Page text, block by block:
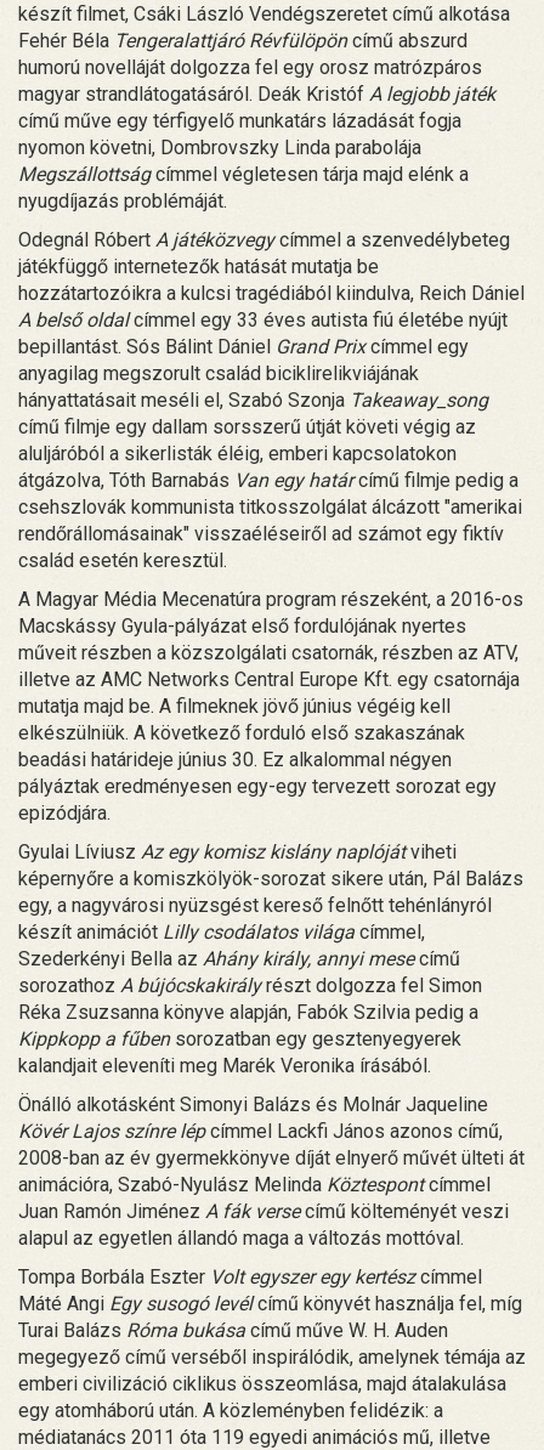
készít filmet, Csáki László Vendégszeretet című alkotása
Fehér Béla Tengeralattjáró Révfülöpöncímű abszurd
humorú novelláját dolgozza fel egy orosz matrózpáros
magyar strandlátogatásáról. Deák Kristóf A legjobb játék
című műve egy térfigyelő munkatárs lázadását fogja
nyomon követni, Dombrovszky Linda parabolája
Megszállottságcímmel végletesen tárja majd elénk a
nyugdíjazás problémáját.
Odegnál Róbert A játéközvegycímmel a szenvedélybeteg
játékfüggő internetezők hatását mutatja be
hozzátartozóikra a kulcsi tragédiából kiindulva, Reich Dániel
A belső oldalcímmel egy 33 éves autista fiú életébe nyújt
bepillantást. Sós Bálint Dániel Grand Prixcímmel egy
anyagilag megszorult család biciklirelikviájának
hányattatásait meséli el, Szabó Szonja Takeaway_song
című filmje egy dallam sorsszerű útját követi végig az
aluljáróból a sikerlisták éléig, emberi kapcsolatokon
átgázolva, Tóth Barnabás Van egy határcímű filmje pedig a
csehszlovák kommunista titkosszolgálat álcázott "amerikai
rendőrállomásainak" visszaéléseiről ad számot egy fiktív
család esetén keresztül.
A Magyar Média Mecenatúra program részeként, a 2016-os
Macskássy Gyula-pályázat első fordulójának nyertes
műveit részben a közszolgálati csatornák, részben az ATV,
illetve az AMC Networks Central Europe Kft. egy csatornája
mutatja majd be. A filmeknek jövő június végéig kell
elkészülniük. A következő forduló első szakaszának
beadási határideje június 30. Ez alkalommal négyen
pályáztak eredményesen egy-egy tervezett sorozat egy
epizódjára.
Gyulai Líviusz Az egy komisz kislány naplójátviheti
képernyőre a komiszkölyök-sorozat sikere után, Pál Balázs
egy, a nagyvárosi nyüzsgést kereső felnőtt tehénlányról
készít animációt Lilly csodálatos világa címmel,
Szederkényi Bella az Ahány király, annyi mesecímű
sorozathoz A bújócskakirályrészt dolgozza fel Simon
Réka Zsuzsanna könyve alapján, Fabók Szilvia pedig a
Kippkopp a fűbensorozatban egy gesztenyegyerek
kalandjait eleveníti meg Marék Veronika írásából.
Önálló alkotásként Simonyi Balázs és Molnár Jaqueline
Kövér Lajos színre lépcímmel Lackfi János azonos című,
2008-ban az év gyermekkönyve díját elnyerő művét ülteti át
animációra, Szabó-Nyulász Melinda Köztespontcímmel
Juan Ramón Jiménez A fák versecímű költeményét veszi
alapul az egyetlen állandó maga a változás mottóval.
Tompa Borbála Eszter Volt egyszer egy kertészcímmel
Máté Angi Egy susogó levélcímű könyvét használja fel, míg
Turai Balázs Róma bukása című műve W. H. Auden
megegyező című verséből inspirálódik, amelynek témája az
emberi civilizáció ciklikus összeomlása, majd átalakulása
egy atomháború után. A közleményben felidézik: a
médiatanács 2011 óta 119 egyedi animációs mű, illetve